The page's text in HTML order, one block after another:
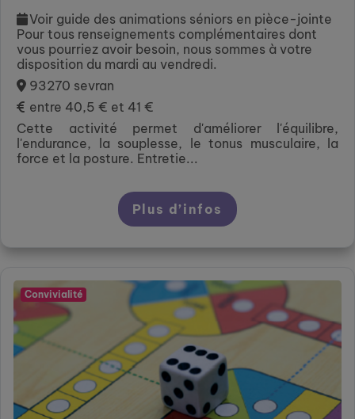
Voir guide des animations séniors en pièce-jointe
Pour tous renseignements complémentaires dont
vous pourriez avoir besoin, nous sommes à votre
disposition du mardi au vendredi.
93270 sevran
entre 40,5 € et 41 €
Cette activité permet d'améliorer l'équilibre,
l'endurance, la souplesse, le tonus musculaire, la
force et la posture. Entretie...
Plus d’infos
Convivialité